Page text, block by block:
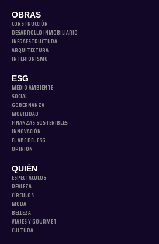
OBRAS
CONSTRUCCIÓN
DESARROLLO INMOBILIARIO
INFRAESTRUCTURA
ARQUITECTURA
INTERIORISMO
ESG
MEDIO AMBIENTE
SOCIAL
GOBERNANZA
MOVILIDAD
FINANZAS SOSTENIBLES
INNOVACIÓN
EL ABC DEL ESG
OPINIÓN
QUIÉN
ESPECTÁCULOS
REALEZA
CÍRCULOS
MODA
BELLEZA
VIAJES Y GOURMET
CULTURA